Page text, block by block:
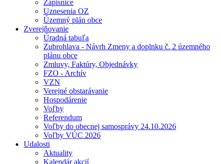
Zápisnice
Uznesenia OZ
Územný plán obce
Zverejňovanie
Úradná tabuľa
Zubrohlava - Návrh Zmeny a doplnku č. 2 územného
plánu obce
Zmluvy, Faktúry, Objednávky
FZO - Archív
VZN
Verejné obstarávanie
Hospodárenie
Voľby
Referendum
Voľby do obecnej samosprávy 24.10.2026
Voľby VÚC 2026
Udalosti
Aktuality
Kalendár akcií